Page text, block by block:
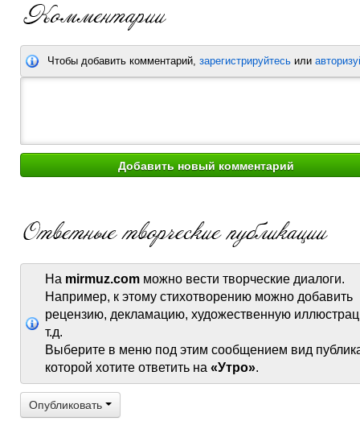
Чтобы добавить комментарий, зарегистрируйтесь или
На mirmuz.com можно вести творческие диалоги.
Например, к этому стихотворению можно добавить
рецензию, декламацию, художественную
т.д.
Выберите в меню под этим сообщением вид
которой хотите ответить на «Утро».
Опубликовать